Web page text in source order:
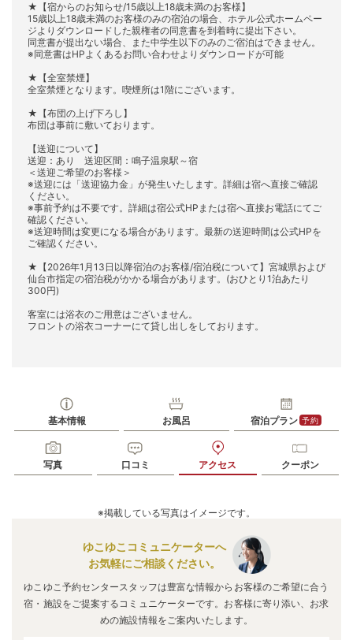
★【宿からのお知らせ/15歳以上18歳未満のお客様】
15歳以上18歳未満のお客様のみの宿泊の場合、ホテル公式ホームペー
ジよりダウンロードした親権者の同意書を到着時に提出下さい。
同意書が提出ない場合、また中学生以下のみのご宿泊はできません。
※同意書はHPよくあるお問い合わせよりダウンロードが可能
★【全室禁煙】
全室禁煙となります。喫煙所は1階にございます。
★【布団の上げ下ろし】
布団は事前に敷いております。
【送迎について】
送迎：あり 送迎区間：鳴子温泉駅～宿
＜送迎ご希望のお客様＞
※送迎には「送迎協力金」が発生いたします。詳細は宿へ直接ご確認
ください。
※事前予約は不要です。詳細は宿公式HPまたは宿へ直接お電話にてご
確認ください。
※送迎時間は変更になる場合があります。最新の送迎時間は公式HPを
ご確認ください。
★【2026年1月13日以降宿泊のお客様/宿泊税について】宮城県および
仙台市指定の宿泊税がかかる場合があります。(おひとり1泊あたり
300円)
客室には浴衣のご用意はございません。
フロントの浴衣コーナーにて貸し出しをしております。
基本情報 お風呂 宿泊プラン 予約
写真 口コミ アクセス クーポン
※掲載している写真はイメージです。
ゆこゆこコミュニケーターへ
お気軽にご相談ください。
ゆこゆこ予約センタースタッフは豊富な情報からお客様のご希望に合う
宿・施設をご提案するコミュニケーターです。お客様に寄り添い、お求
めの施設情報をご案内いたします。